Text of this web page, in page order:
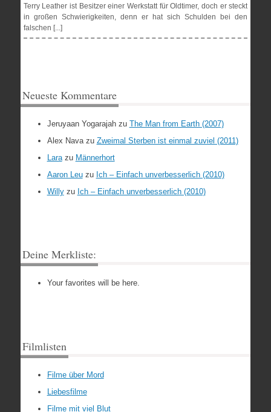
Terry Leather ist Besitzer einer Werkstatt für Oldtimer, doch er steckt
in großen Schwierigkeiten, denn er hat sich Schulden bei den
falschen [...]
Neueste Kommentare
Jeruyaan Yogarajahzu The Man from Earth (2007)
Alex Navazu Zweimal Sterben ist einmal zuviel (2011)
Larazu Männerhort
Aaron Leuzu Ich – Einfach unverbesserlich (2010)
Willyzu Ich – Einfach unverbesserlich (2010)
Deine Merkliste:
Your favorites will be here.
Filmlisten
Filme über Mord
Liebesfilme
Filme mit viel Blut